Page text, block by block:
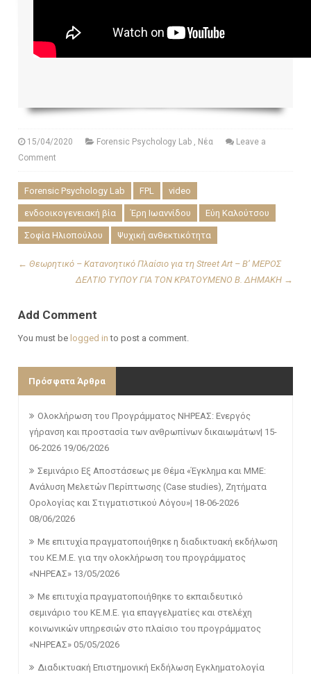
15/04/2020 Forensic Psychology Lab, Νέα
Leave a
Comment
Forensic Psychology Lab FPL video
ενδοοικογενειακή βία Έρη Ιωαννίδου Εύη Καλούτσου
Σοφία Ηλιοπούλου Ψυχική ανθεκτικότητα
← Θεωρητικό – Κατανοητικό Πλαίσιο για τη Street Art – Β’ ΜΕΡΟΣ
ΔΕΛΤΙΟ ΤΥΠΟΥ ΓΙΑ ΤΟΝ ΚΡΑΤΟΥΜΕΝΟ Β. ΔΗΜΑΚΗ →
Add Comment
You must be logged in to post a comment.
Πρόσφατα Άρθρα
Ολοκλήρωση του Προγράμματος ΝΗΡΕΑΣ: Ενεργός
γήρανση και προστασία των ανθρωπίνων δικαιωμάτων| 15-
06-2026 19/06/2026
Σεμινάριο Εξ Αποστάσεως με Θέμα «Έγκλημα και ΜΜΕ:
Ανάλυση Μελετών Περίπτωσης (Case studies), Ζητήματα
Ορολογίας και Στιγματιστικού Λόγου»| 18-06-2026
08/06/2026
Με επιτυχία πραγματοποιήθηκε η διαδικτυακή εκδήλωση
του ΚΕ.Μ.Ε. για την ολοκλήρωση του προγράμματος
«ΝΗΡΕΑΣ» 13/05/2026
Με επιτυχία πραγματοποιήθηκε το εκπαιδευτικό
σεμινάριο του ΚΕ.Μ.Ε. για επαγγελματίες και στελέχη
κοινωνικών υπηρεσιών στο πλαίσιο του προγράμματος
«ΝΗΡΕΑΣ» 05/05/2026
Διαδικτυακή Επιστημονική Εκδήλωση Εγκληματολογία